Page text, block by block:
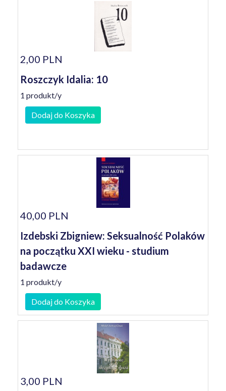
2,00 PLN
Roszczyk Idalia: 10
1 produkt/y
Dodaj do Koszyka
40,00 PLN
Izdebski Zbigniew: Seksualność Polaków
na początku XXI wieku - studium
badawcze
1 produkt/y
Dodaj do Koszyka
3,00 PLN